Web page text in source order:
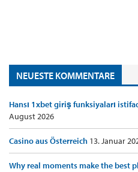
NEUESTE KOMMENTARE
Hansı 1xbet giriş funksiyaları
August 2026
Casino aus Österreich 13. Januar
Why real moments make the best